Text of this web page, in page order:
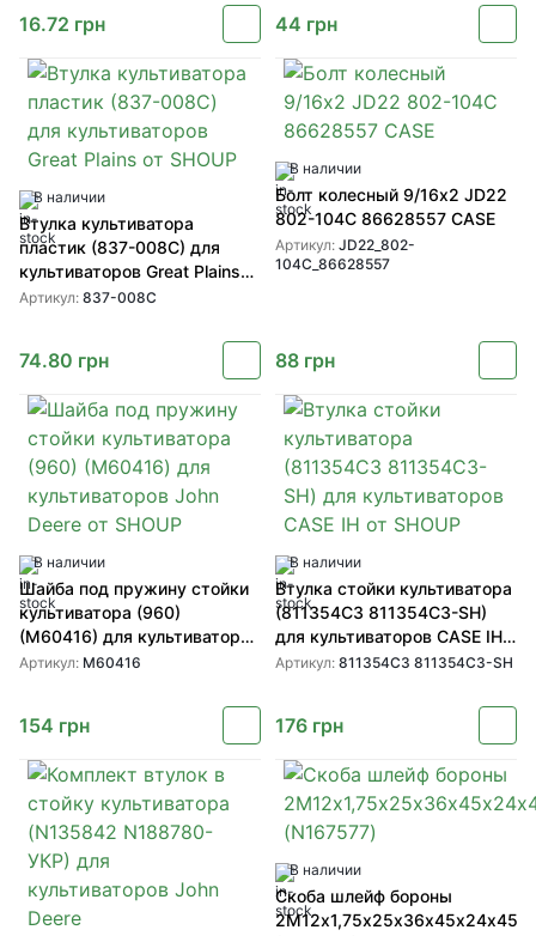
16.72 грн 44 грн
В наличии
Втулка культиватора
пластик (837-008C) для
культиваторов Great Plains
от SHOUP
Артикул: 837-008C
74.80 грн
В наличии
Болт колесный 9/16х2 JD22
802-104C 86628557 CASE
Артикул: JD22_802-
104C_86628557
88 грн
В наличии
Шайба под пружину стойки
культиватора (960)
(M60416) для культиваторов
John Deere от SHOUP
Артикул: M60416
154 грн
В наличии
Втулка стойки культиватора
(811354C3 811354C3-SH)
для культиваторов CASE IH
от SHOUP
Артикул: 811354C3 811354C3-SH
176 грн
В наличии
Скоба шлейф бороны
2М12х1,75х25х36х45х24х45